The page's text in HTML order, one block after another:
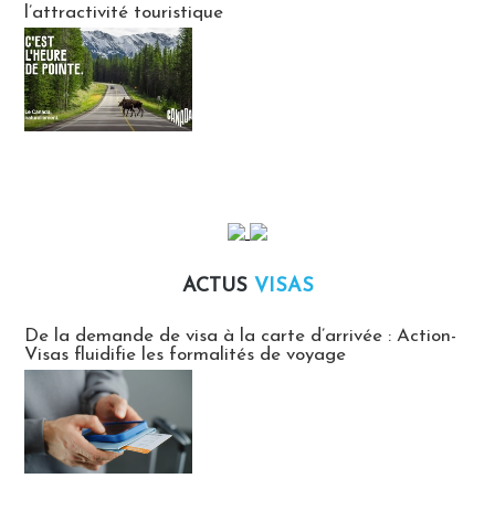
l’attractivité touristique
ACTUS VISAS
De la demande de visa à la carte d’arrivée : Action-
Visas fluidifie les formalités de voyage